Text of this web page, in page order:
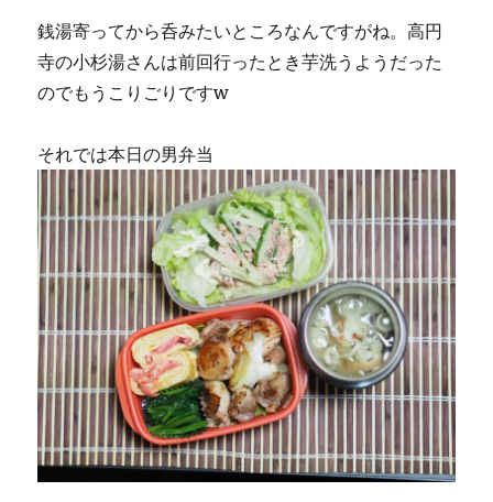
銭湯寄ってから呑みたいところなんですがね。高円
寺の小杉湯さんは前回行ったとき芋洗うようだった
のでもうこりごりですw
それでは本日の男弁当